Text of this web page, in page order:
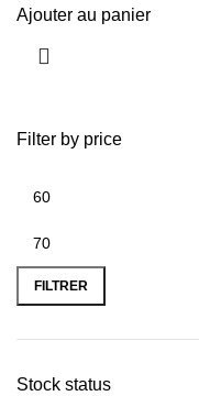
Filter by price
FILTRER
Stock status
Ajouter au panier